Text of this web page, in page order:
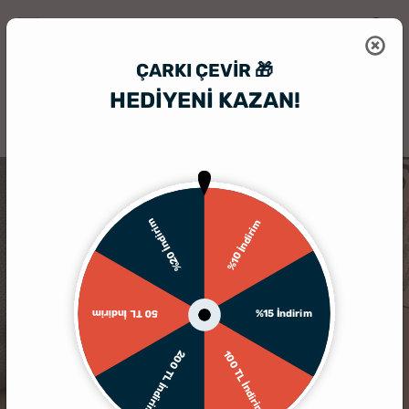
ÇARKI ÇEVIR 🎁
HEDİYENİ KAZAN!
%10 İndirim
%15 İndirim
100 TL İndirim
200 TL İndirim
50 TL İndirim
%20 İndirim